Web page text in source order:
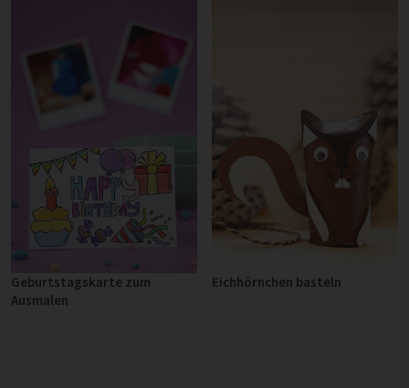
Geburtstagskarte zum
Ausmalen
Eichhörnchen basteln